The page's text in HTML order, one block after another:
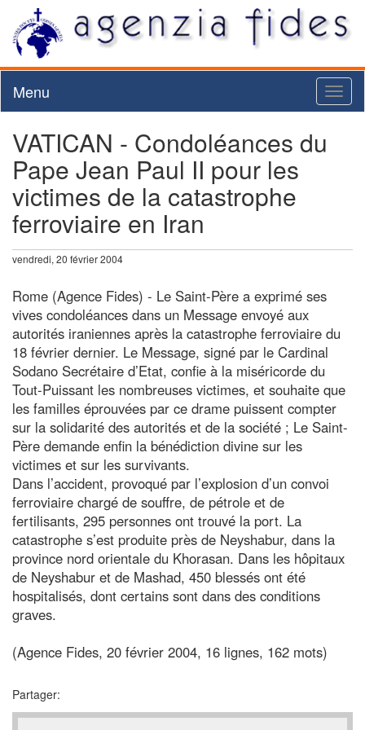
Menu
VATICAN - Condoléances du
Pape Jean Paul II pour les
victimes de la catastrophe
ferroviaire en Iran
vendredi, 20 février 2004
Rome (Agence Fides) - Le Saint-Père a exprimé ses
vives condoléances dans un Message envoyé aux
autorités iraniennes après la catastrophe ferroviaire du
18 février dernier. Le Message, signé par le Cardinal
Sodano Secrétaire d’Etat, confie à la miséricorde du
Tout-Puissant les nombreuses victimes, et souhaite que
les familles éprouvées par ce drame puissent compter
sur la solidarité des autorités et de la société ; Le Saint-
Père demande enfin la bénédiction divine sur les
victimes et sur les survivants.
Dans l’accident, provoqué par l’explosion d’un convoi
ferroviaire chargé de souffre, de pétrole et de
fertilisants, 295 personnes ont trouvé la port. La
catastrophe s’est produite près de Neyshabur, dans la
province nord orientale du Khorasan. Dans les hôpitaux
de Neyshabur et de Mashad, 450 blessés ont été
hospitalisés, dont certains sont dans des conditions
graves.
(Agence Fides, 20 février 2004, 16 lignes, 162 mots)
Partager: